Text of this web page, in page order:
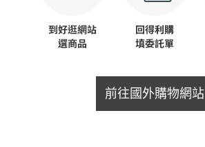
前往國外購物網站